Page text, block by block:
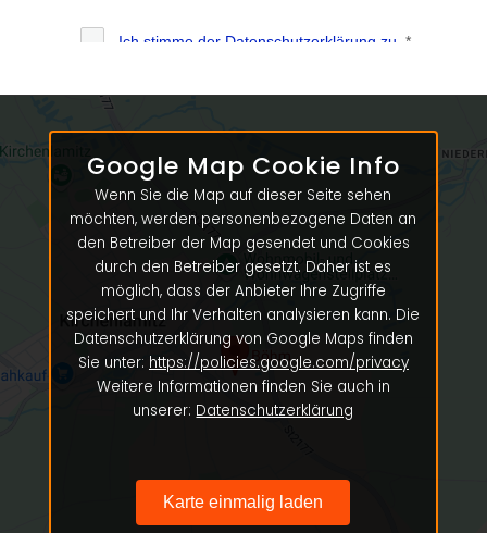
Google Map Cookie Info
Wenn Sie die Map auf dieser Seite sehen
möchten, werden personenbezogene Daten an
den Betreiber der Map gesendet und Cookies
durch den Betreiber gesetzt. Daher ist es
möglich, dass der Anbieter Ihre Zugriffe
speichert und Ihr Verhalten analysieren kann. Die
Datenschutzerklärung von Google Maps finden
Sie unter: https://policies.google.com/privacy
Weitere Informationen finden Sie auch in
unserer: Datenschutzerklärung
Karte einmalig laden